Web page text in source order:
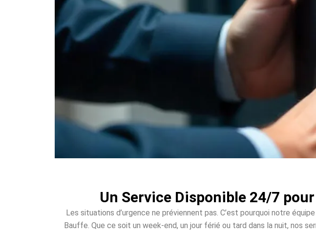
Un Service Disponible 24/7
Les situations d’urgence ne préviennent pas. C’est pourquoi notre
Bauffe. Que ce soit un week-end, un jour férié ou tard dans la nuit, nos